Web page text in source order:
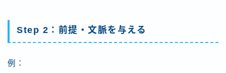
Step 2：前提・文脈を与える
例：